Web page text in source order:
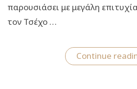
παρουσιάσει με μεγάλη
τον Τσέχο …
Continue